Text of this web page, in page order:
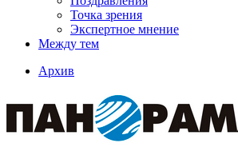
Точка зрения
Экспертное мнение
Между тем
Архив